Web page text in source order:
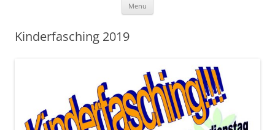
Menu
Kinderfasching 2019